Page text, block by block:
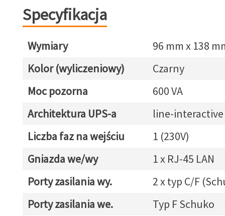
Specyfikacja
Wymiary
96 mm x 138
Kolor (wyliczeniowy)
Czarny
Moc pozorna
600 VA
Architektura UPS-a
line-interactive
Liczba faz na wejściu
1 (230V)
Gniazda we/wy
1 x RJ-45 LAN
Porty zasilania wy.
2 x typ C/F
Porty zasilania we.
Typ F Schuko